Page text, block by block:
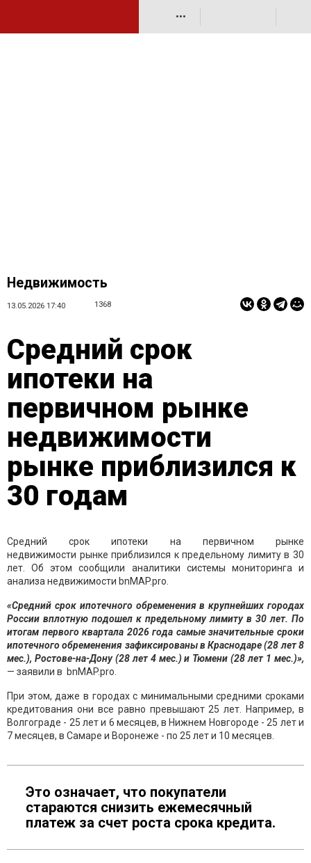
•••
Недвижимость
13.05.2026 17:40 1368
Средний срок
ипотеки на
первичном рынке
недвижимости
рынке приблизился к
30 годам
Средний срок ипотеки на первичном рынке
недвижимости рынке приблизился к предельному лимиту в 30
лет. Об этом сообщили аналитики системы мониторинга и
анализа недвижимости bnMAP.pro.
«Средний срок ипотечного обременения в крупнейших городах
России вплотную подошел к предельному лимиту в 30 лет. По
итогам первого квартала 2026 года самые значительные сроки
ипотечного обременения зафиксированы в Краснодаре (28 лет 8
мес.), Ростове-на-Дону (28 лет 4 мес.) и Тюмени (28 лет 1 мес.)»,
— заявили в bnMAP.pro.
При этом, даже в городах с минимальными средними сроками
кредитования они все равно превышают 25 лет. Например, в
Волгограде - 25 лет и 6 месяцев, в Нижнем Новгороде - 25 лет и
7 месяцев, в Самаре и Воронеже - по 25 лет и 10 месяцев.
Это означает, что покупатели
стараются снизить ежемесячный
платеж за счет роста срока кредита.